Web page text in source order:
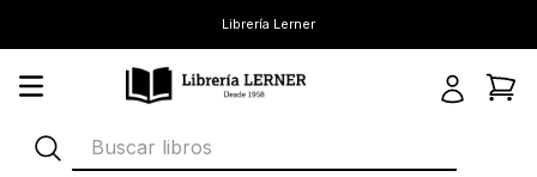
Librería Lerner
Buscar libros